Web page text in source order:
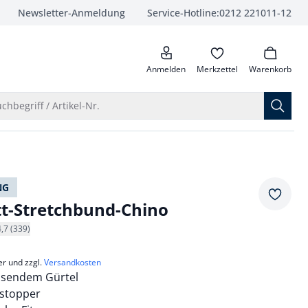
Newsletter-Anmeldung Service-Hotline:0212 221011-12
anrufen
Anmelden Merkzettel Warenkorb
/ Artikel-Nr.
Stretchbund-Chino
(339)
und zzgl.Versandkosten
Gürtel